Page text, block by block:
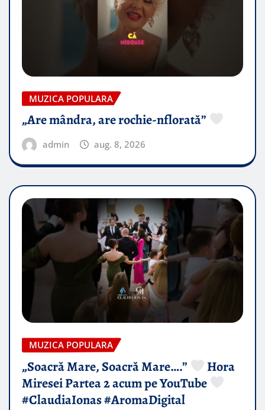
MUZICA POPULARA
„Are mândra, are rochie-nflorată”
admin aug. 8, 2026
MUZICA POPULARA
„Soacră Mare, Soacră Mare….”
Hora
Miresei Partea 2 acum pe YouTube
#ClaudiaIonas #AromaDigital